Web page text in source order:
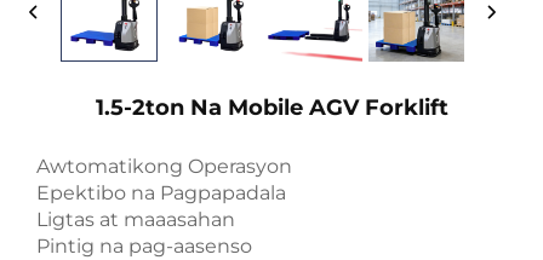
1.5-2ton Na Mobile AGV Forklift
Awtomatikong Operasyon
Epektibo na Pagpapadala
Ligtas at maaasahan
Pintig na pag-aasenso